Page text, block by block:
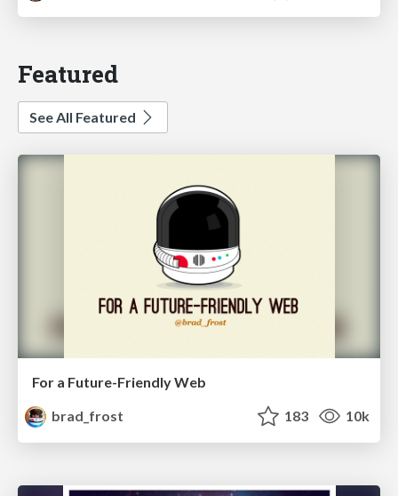
Featured
See All Featured
For a Future-Friendly Web
brad_frost
183 10k